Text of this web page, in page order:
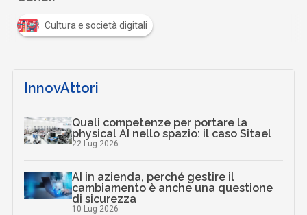
Cultura e società digitali
InnovAttori
Quali competenze per portare la
physical AI nello spazio: il caso Sitael
22 Lug 2026
AI in azienda, perché gestire il
cambiamento è anche una questione
di sicurezza
10 Lug 2026